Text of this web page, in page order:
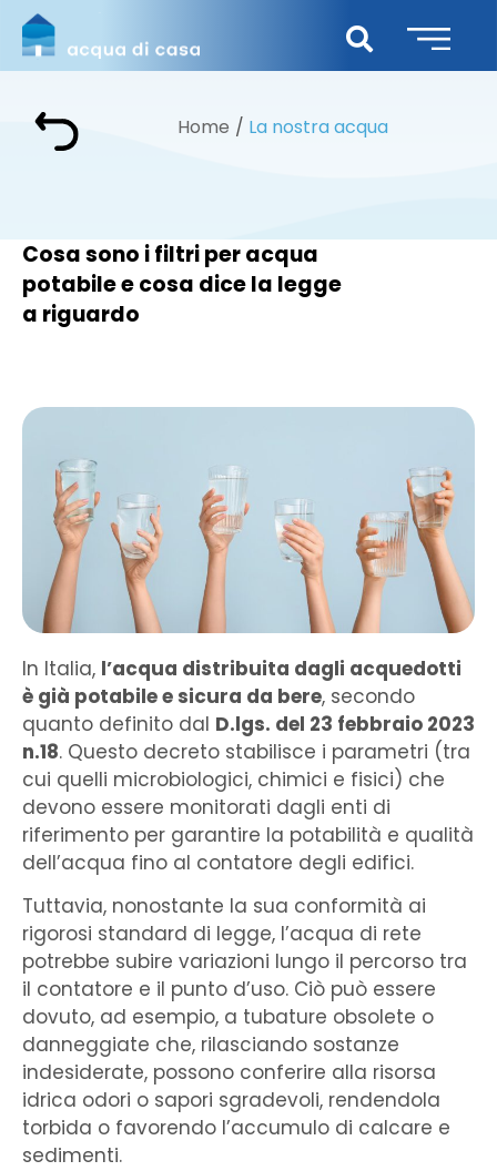
Home La nostra acqua
Cosa sono i filtri per acqua
potabile e cosa dice la legge
a riguardo
In Italia, l’acqua distribuita dagli acquedotti
è già potabile e sicura da bere, secondo
quanto definito dal D.lgs. del 23 febbraio 2023
n.18. Questo decreto stabilisce i parametri (tra
cui quelli microbiologici, chimici e fisici) che
devono essere monitorati dagli enti di
riferimento per garantire la potabilità e qualità
dell’acqua fino al contatore degli edifici.
Tuttavia, nonostante la sua conformità ai
rigorosi standard di legge, l’acqua di rete
potrebbe subire variazioni lungo il percorso tra
il contatore e il punto d’uso. Ciò può essere
dovuto, ad esempio, a tubature obsolete o
danneggiate che, rilasciando sostanze
indesiderate, possono conferire alla risorsa
idrica odori o sapori sgradevoli, rendendola
torbida o favorendo l’accumulo di calcare e
sedimenti.